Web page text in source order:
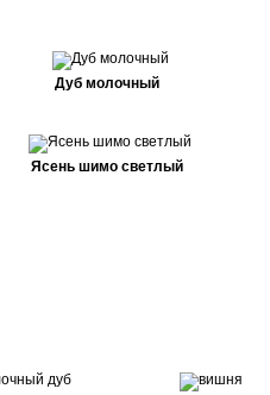
Дуб молочный
Ясень шимо светлый